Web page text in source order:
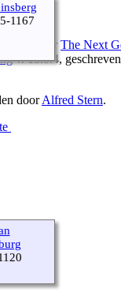
1167
door The Next
v. 15.0.4,
doorAlfred Stern.